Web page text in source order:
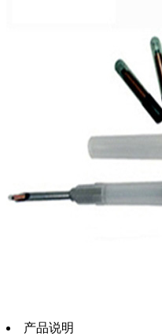
产品说明